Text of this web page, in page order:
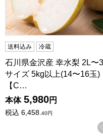
送料込み 冷蔵
石川県金沢産 幸水梨 2L〜
サイズ 5kg以上(14〜16玉)
【C…
本体 5,980円
税込 6,458.40円